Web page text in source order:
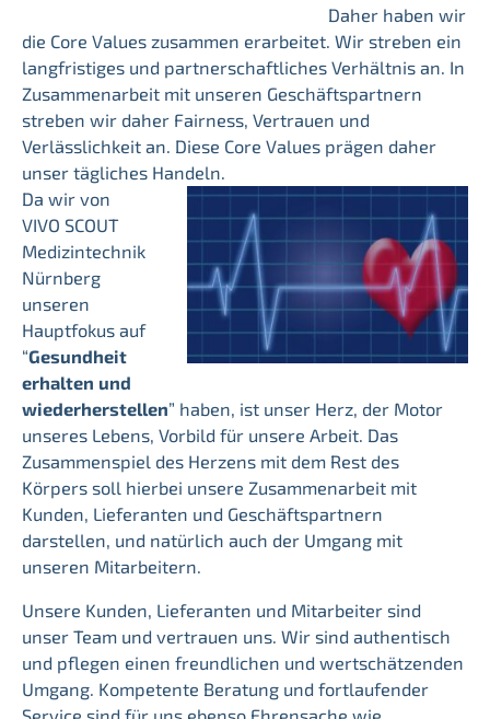
Daher haben wir
die Core Values zusammen erarbeitet. Wir streben ein
langfristiges und partnerschaftliches Verhältnis an. In
Zusammenarbeit mit unseren Geschäftspartnern
streben wir daher Fairness, Vertrauen und
Verlässlichkeit an. Diese Core Values prägen daher
unser tägliches Handeln.
Da wir von
VIVO SCOUT
Medizintechnik
Nürnberg
unseren
Hauptfokus auf
“Gesundheit
erhalten und
wiederherstellen” haben, ist unser Herz, der Motor
unseres Lebens, Vorbild für unsere Arbeit. Das
Zusammenspiel des Herzens mit dem Rest des
Körpers soll hierbei unsere Zusammenarbeit mit
Kunden, Lieferanten und Geschäftspartnern
darstellen, und natürlich auch der Umgang mit
unseren Mitarbeitern.
Unsere Kunden, Lieferanten und Mitarbeiter sind
unser Team und vertrauen uns. Wir sind authentisch
und pflegen einen freundlichen und wertschätzenden
Umgang. Kompetente Beratung und fortlaufender